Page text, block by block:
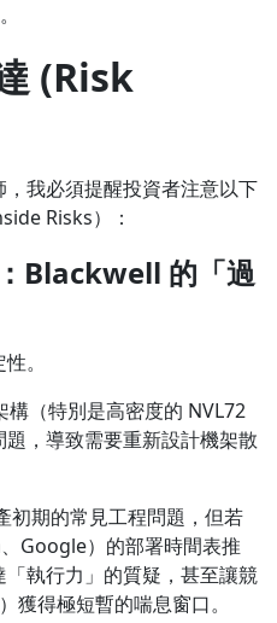
(Risk
我必須提醒投資者注意以下
Risks）：
Blackwell 的「過
。
（特別是高密度的 NVL72
，導致需要重新設計機架散
初期的常見工程問題，但若
Google）的部署時間表推
執行力」的質疑，甚至讓競
獲得極短暫的喘息窗口。